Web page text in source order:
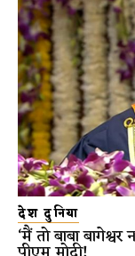
देश दुनिया
‘मैं तो बाबा